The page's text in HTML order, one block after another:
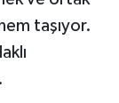
taşıyor.